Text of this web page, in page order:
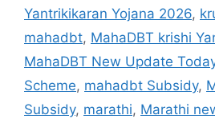
Yantrikikaran Yojana 2026,
mahadbt, MahaDBT krishi
MahaDBT New Update
Scheme, mahadbt Subsidy,
Subsidy, marathi, Marathi